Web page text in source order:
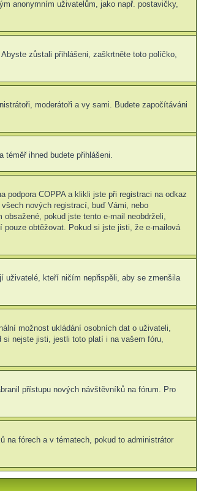
anonymním uživatelům, jako např. postavičky,
zůstali přihlášeni, zaškrtněte toto políčko,
moderátoři a vy sami. Budete započítáváni
téměř ihned budete přihlášeni.
podpora COPPA a klikli jste při registraci na odkaz
nových registrací, buď Vámi, nebo
pokud jste tento e-mail neobdrželi,
pouze obtěžovat. Pokud si jste jisti, že e-mailová
uživatelé, kteří ničím nepřispěli, aby se zmenšila
možnost ukládání osobních dat o uživateli,
nejste jisti, jestli toto platí i na vašem fóru,
přístupu nových návštěvníků na fórum. Pro
na fórech a v tématech, pokud to administrátor